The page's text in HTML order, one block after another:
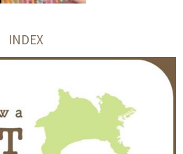
INDEX